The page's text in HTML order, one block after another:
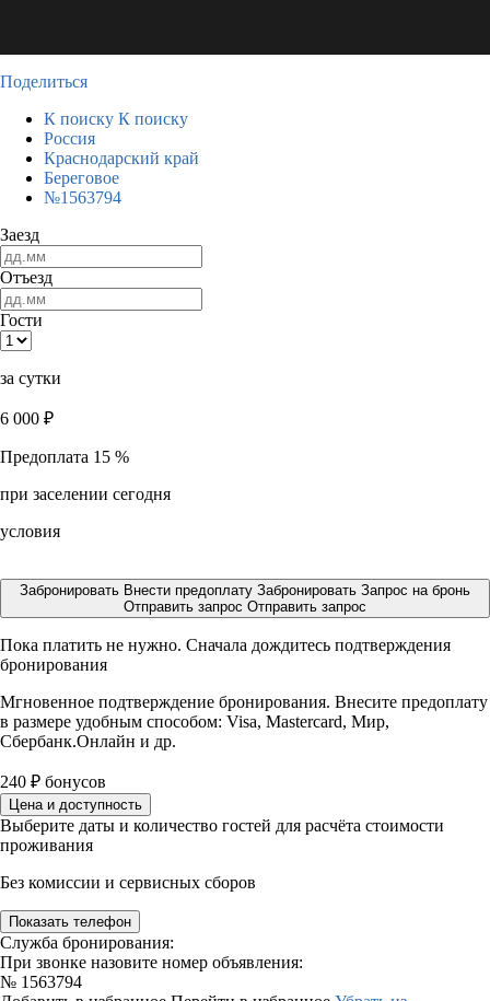
Поделиться
К поиску К поиску
Россия
Краснодарский край
Береговое
№1563794
Заезд
Отъезд
Гости
за сутки
6 000 ₽
Предоплата 15 %
при заселении сегодня
условия
Забронировать Внести предоплату Забронировать Запрос на бронь
Отправить запрос Отправить запрос
Пока платить не нужно. Сначала дождитесь подтверждения
бронирования
Мгновенное подтверждение бронирования. Внесите предоплату
в размере удобным способом: Visa, Mastercard, Мир,
Сбербанк.Онлайн и др.
240 ₽ бонусов
Цена и доступность
Выберите даты и количество гостей для расчёта стоимости
проживания
Без комиссии и сервисных сборов
Показать телефон
Служба бронирования:
При звонке назовите номер объявления:
№ 1563794